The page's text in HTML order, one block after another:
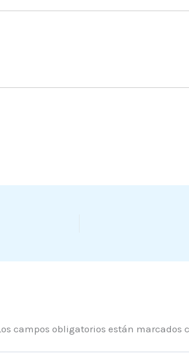
campos obligatorios están marcados